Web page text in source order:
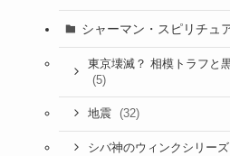
シャーマン・スピリチュ
東京壊滅？ 相模トラフと
(5)
地震 (32)
シバ神のウィンクシリーズ